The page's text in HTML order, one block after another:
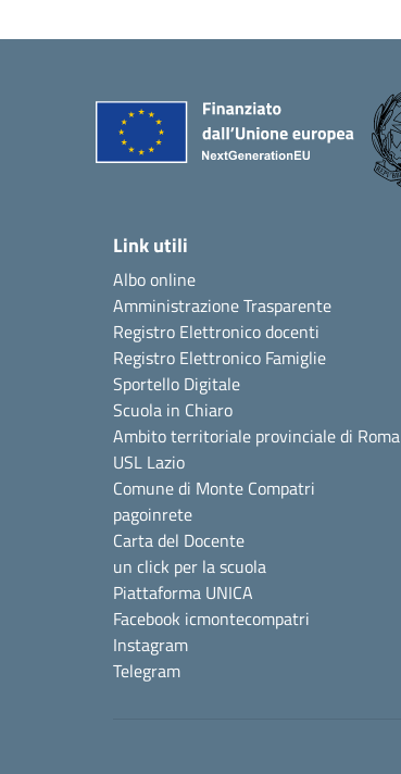
Link utili
Albo online
Amministrazione Trasparente
Registro Elettronico docenti
Registro Elettronico Famiglie
Sportello Digitale
Scuola in Chiaro
Ambito territoriale provinciale di Roma
USL Lazio
Comune di Monte Compatri
pagoinrete
Carta del Docente
un click per la scuola
Piattaforma UNICA
Facebook icmontecompatri
Instagram
Telegram